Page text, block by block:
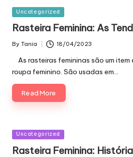
Posted
in
Uncategorized
Rasteira Feminina: As
Posted
By Tania 18/04/2023
As rasteiras femininas são um
roupa feminino. São usadas em…
Read More
Posted
Uncategorized
Rasteira Feminina: